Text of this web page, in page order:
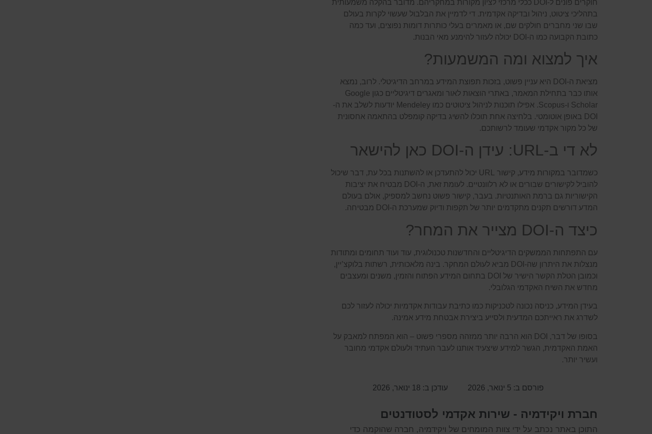
חוקרים פונים ל-DOI ככלי מרכזי לציון מקורות במחקריהם. מדובר בהקלה משמעותית
בתהליכי ציטוט, ניהול ובדיקה אקדמית. די לדמיין את הבלבול שעשוי לקרות בעולם
שבו שני מחברים חולקים שם, או מאמרים בעלי כותרות דומות נפוצים, ועד כמה
כתובת הקבועה כמו ה-DOI יכולה לעזור להימנע מאי הבנות.
איך למצוא ומה המשמעות?
מציאת ה-DOI היא עניין פשוט, בזכות תפוצת המידע במרחב הדיגיטלי. לרוב, נמצא
אותו כבר בתחילת המאמר, באתרי הוצאות לאור ומאגרים דיגיטליים כגון Google
Scholar ו-Scopus. אפילו תוכנות לניהול ציטוטים כמו Mendeley יודעות לשלב את ה-
DOI באופן אוטומטי. בלחיצה אחת תוכלו להשיג בדיקה קומפלט בהתאמה אחסונית
של כל מקור אקדמי שעומד לרשותכם.
לא די ב-URL: עידן ה-DOI כאן להישאר
כשמדובר במקורות מידע, קישור URL יכול להתעדכן או להשתנות בכל עת, דבר שיכול
להוביל לקישורים שבורים או לא רלוונטיים. לעומת זאת, ה-DOI מבטיח את יציבות
הקישוריות גם ברמת האותנטיות. בעבר, קישור פשוט נחשב למספיק, אולם בעולם
המדע דורשים תקנים מתקדמים יותר של תקפות ודיוק שמערכת ה-DOI מבטיחה.
כיצד ה-DOI מצייר את המחר?
עם התפתחות הממשקים הדיגיטליים והחדשנות טכנולוגית, עוד ועוד תחומים ומתודות
מנצלות את היתרון שה-DOI מביא לעולם המחקר. בינה מלאכותית, רשתות בלוקצ’יין,
וכמובן הטלת הקשר הישיר של DOI בתחום המידע הפתוח והזמין, משנים ומעצבים
מחדש את השיח האקדמי הגלובלי.
בעידן המידע, כניסה נכונה לטכניקות כמו כתיבת עבודות אקדמיות יכולה לעזור לכם
לשדרג את ראייתכם המדעית ולסייע ביצירת אבטחת מידע אמינה.
בסופו של דבר, DOI הוא הרבה יותר ממזהה מספרי פשוט – הוא המפתח למאבק על
האמת האקדמית, הגשר למידע שיצעיד אותנו לעבר העתיד ולעולם אקדמי מחובר
ועשיר יותר.
פורסם ב: עודכן ב: 18 ינואר, 2026
חברת ויקידמיה - שירות אקדמי לסטודנטים
התוכן באתר נכתב על ידי צוות המומחים של ויקידמיה, חברה שהוקמה כדי